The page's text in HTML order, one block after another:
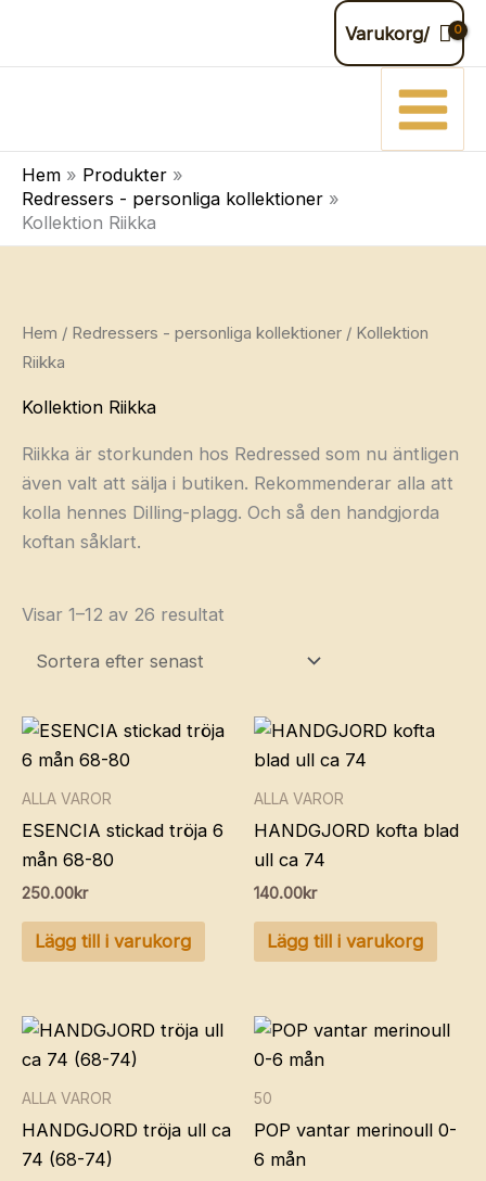
innehåll
Varukorg/
Hem
Produkter
Redressers - personliga kollektioner
Kollektion Riikka
Hem / Redressers - personliga kollektioner / Kollektion
Riikka
Kollektion Riikka
Riikka är storkunden hos Redressed som nu äntligen
även valt att sälja i butiken. Rekommenderar alla att
kolla hennes Dilling-plagg. Och så den handgjorda
koftan såklart.
Visar 1–12 av 26 resultat
ALLA VAROR
ESENCIA stickad tröja 6
mån 68-80
250.00kr
Lägg till i varukorg
ALLA VAROR
HANDGJORD kofta blad
ull ca 74
140.00kr
Lägg till i varukorg
ALLA VAROR
HANDGJORD tröja ull ca
74 (68-74)
50
POP vantar merinoull 0-
6 mån